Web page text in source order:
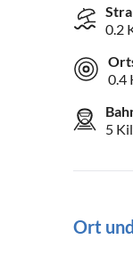
0.2
0.4
5
Ort